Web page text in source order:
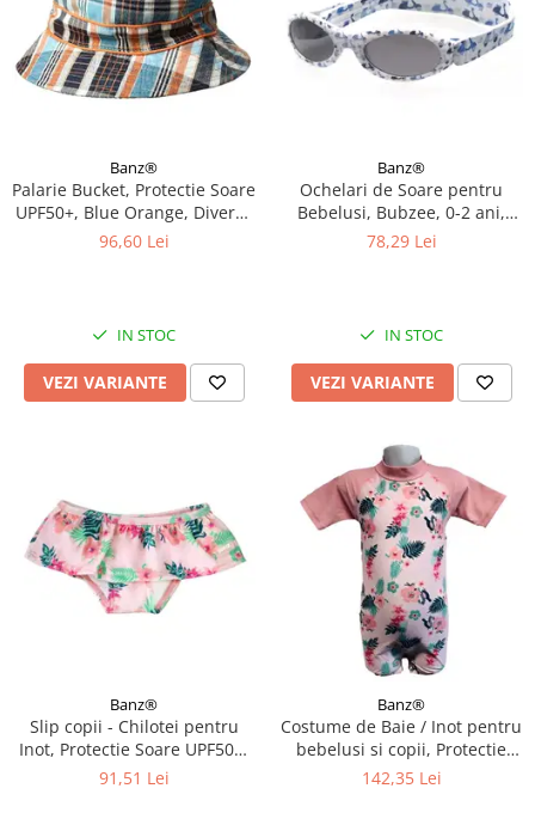
Banz®
Palarie Bucket, Protectie Soare
UPF50+, Blue Orange, Diverse
marimi
96,60 Lei
IN STOC
VEZI VARIANTE
Banz®
Ochelari de Soare pentru
Bebelusi, Bubzee, 0-2 ani,
Diverse culori
78,29 Lei
IN STOC
VEZI VARIANTE
Banz®
Slip copii - Chilotei pentru
Inot, Protectie Soare UPF50+,
Floral Pink, Diverse marimi
91,51 Lei
Banz®
Costume de Baie / Inot pentru
bebelusi si copii, Protectie
Soare UPF50+, Floral Pink,
142,35 Lei